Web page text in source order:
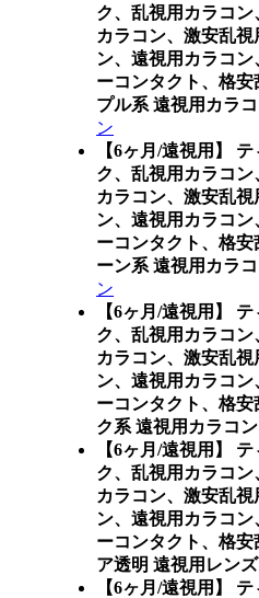
ク、乱視用カラコ
カラコン、激安乱
ン、遠視用カラコ
ーコンタクト、格
プル系 遠視用カラ
ン
【6ヶ月/遠視用】
ク、乱視用カラコ
カラコン、激安乱
ン、遠視用カラコ
ーコンタクト、格
ーン系 遠視用カラ
ン
【6ヶ月/遠視用】
ク、乱視用カラコ
カラコン、激安乱
ン、遠視用カラコ
ーコンタクト、格
ク系 遠視用カラコン
【6ヶ月/遠視用】
ク、乱視用カラコ
カラコン、激安乱
ン、遠視用カラコ
ーコンタクト、格
ア透明 遠視用レンズ
【6ヶ月/遠視用】